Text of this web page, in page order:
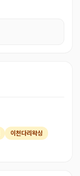
이천다리왁싱